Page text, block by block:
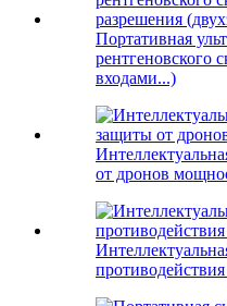
Портативная
рентгеновского
входами...)
от дронов